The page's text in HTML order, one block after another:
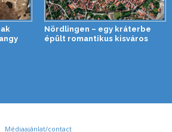
Nördlingen – egy kráterbe
épült romantikus kisváros
Médiaajánlat/contact